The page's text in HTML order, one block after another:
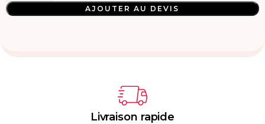
AJOUTER AU DEVIS
Livraison rapide